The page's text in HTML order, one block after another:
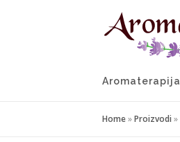
Aromaterapija
Home»Proizvodi »